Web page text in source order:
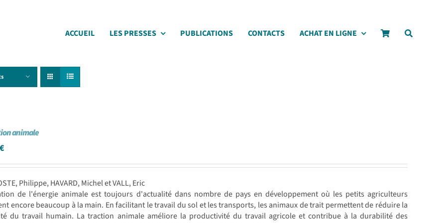
ACCUEIL LES PRESSES PUBLICATIONS CONTACTS ACHAT EN LIGNE
animale
€
Philippe, HAVARD, Michel et VALL, Eric
de l'énergie animale est toujours d'actualité dans nombre de pays en développement où les petits agriculteurs
encore beaucoup à la main. En facilitant le travail du sol et les transports, les animaux de trait permettent de réduire la
du travail humain. La traction animale améliore la productivité du travail agricole et contribue à la durabilité des